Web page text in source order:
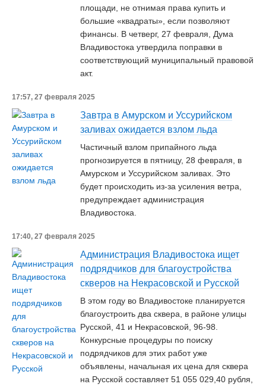
площади, не отнимая права купить и
большие «квадраты», если позволяют
финансы. В четверг, 27 февраля, Дума
Владивостока утвердила поправки в
соответствующий муниципальный правовой
акт.
17:57, 27 февраля 2025
Завтра в Амурском и Уссурийском
заливах ожидается взлом льда
Частичный взлом припайного льда
прогнозируется в пятницу, 28 февраля, в
Амурском и Уссурийском заливах. Это
будет происходить из-за усиления ветра,
предупреждает администрация
Владивостока.
17:40, 27 февраля 2025
Администрация Владивостока ищет
подрядчиков для благоустройства
скверов на Некрасовской и Русской
В этом году во Владивостоке планируется
благоустроить два сквера, в районе улицы
Русской, 41 и Некрасовской, 96-98.
Конкурсные процедуры по поиску
подрядчиков для этих работ уже
объявлены, начальная их цена для сквера
на Русской составляет 51 055 029,40 рубля,